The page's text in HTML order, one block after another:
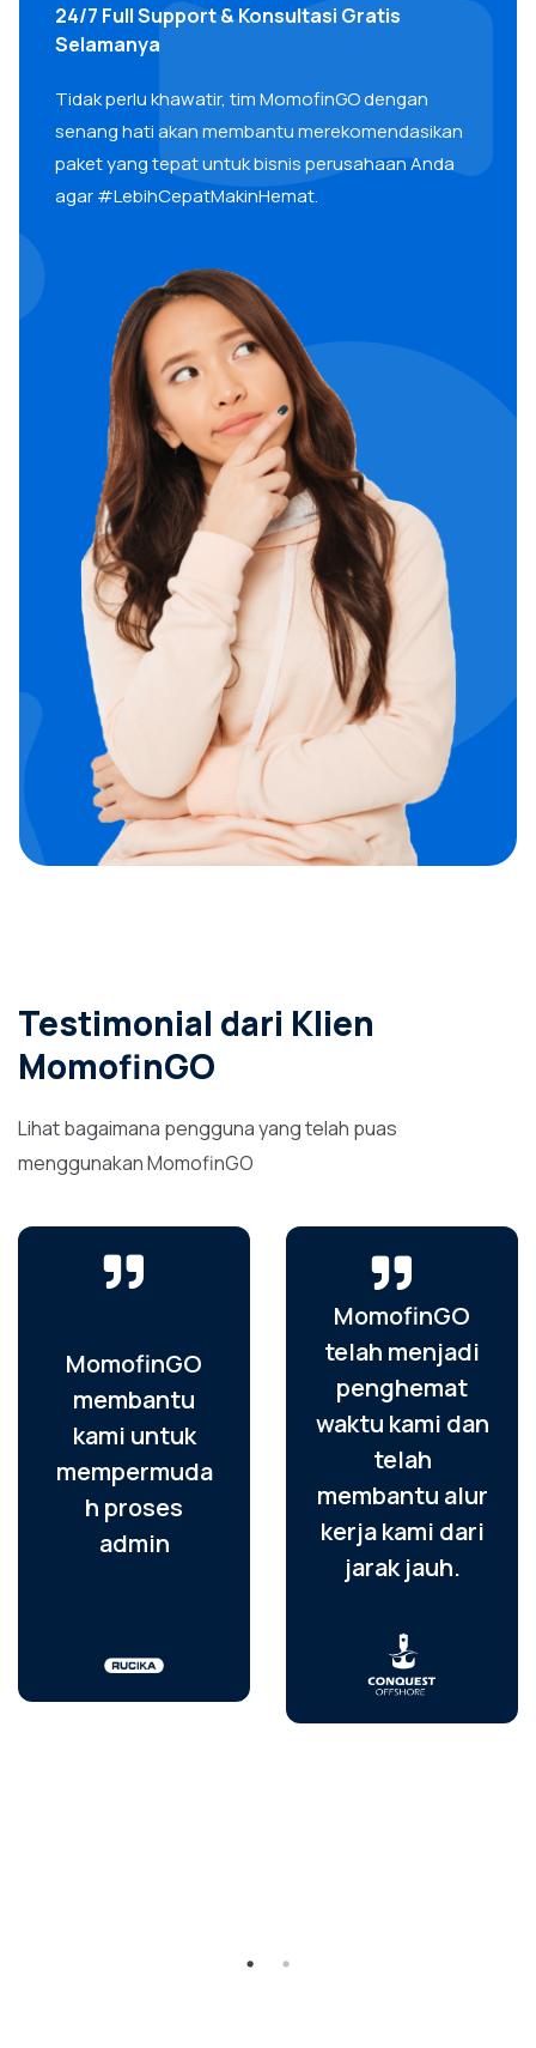
24/7 Full Support & Konsultasi Gratis
Selamanya
Tidak perlu khawatir, tim MomofinGO dengan
senang hati akan membantu merekomendasikan
paket yang tepat untuk bisnis perusahaan Anda
agar #LebihCepatMakinHemat.
Testimonial dari Klien
MomofinGO
Lihat bagaimana pengguna yang telah puas
menggunakan MomofinGO
MomofinGO
membantu
kami untuk
mempermuda
h proses
admin
MomofinGO
telah menjadi
penghemat
waktu kami dan
telah
membantu alur
kerja kami dari
jarak jauh.